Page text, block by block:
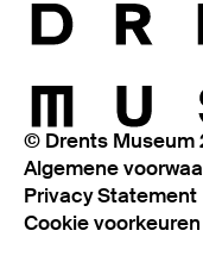
© Drents Museum
Algemene
Privacy Statement
Cookie voorkeuren